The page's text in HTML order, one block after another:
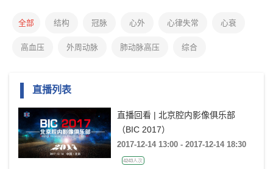
全部 结构 冠脉 心外 心律失常 心衰
高血压 外周动脉 肺动脉高压 综合
直播列表
直播回看 | 北京腔内影像俱乐部
（BIC 2017）
2017-12-14 13:00 - 2017-12-14 18:30
4243人次